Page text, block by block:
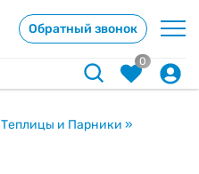
Обратный звонок
0
Теплицы и Парники »